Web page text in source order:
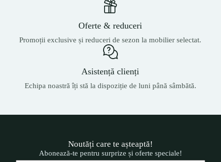
Oferte & reduceri
Promoții exclusive și reduceri de sezon la mobilier selectat.
Asistență clienți
Echipa noastră îți stă la dispoziție de luni până sâmbătă.
Noutăți care te așteaptă!
Abonează-te pentru surprize și oferte speciale!